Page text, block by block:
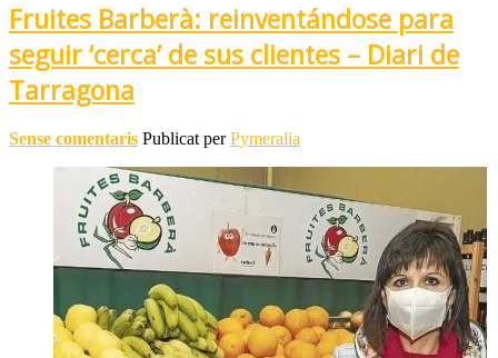
Fruites Barberà: reinventándose para
seguir ‘cerca’ de sus clientes – Diari de
Tarragona
Sense comentaris Publicat perPymeralia